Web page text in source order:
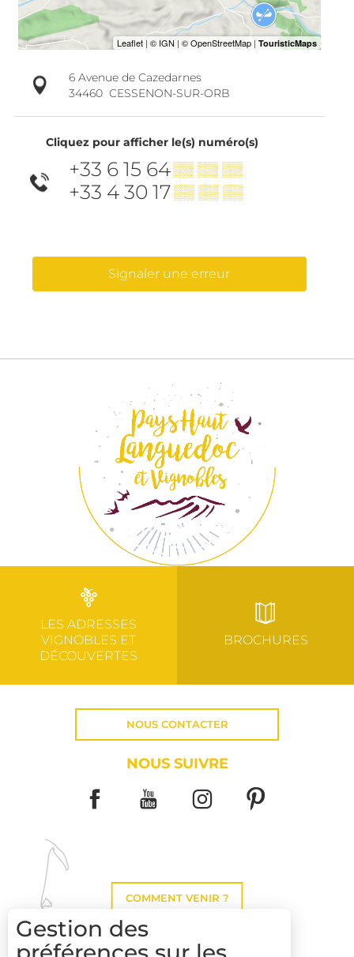
6 Avenue de Cazedarnes
34460 CESSENON-SUR-ORB
Cliquez pour afficher le(s) numéro(s)
+33 6 15 64▒▒ ▒▒ ▒▒
+33 4 30 17▒▒ ▒▒ ▒▒
Signaler une erreur
LES ADRESSES
VIGNOBLES ET
DÉCOUVERTES
BROCHURES
NOUS CONTACTER
NOUS SUIVRE
COMMENT VENIR ?
Gestion des